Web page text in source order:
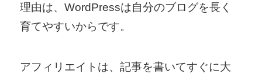
理由は、WordPressは自分のブログを長く
育てやすいからです。
アフィリエイトは、記事を書いてすぐに大